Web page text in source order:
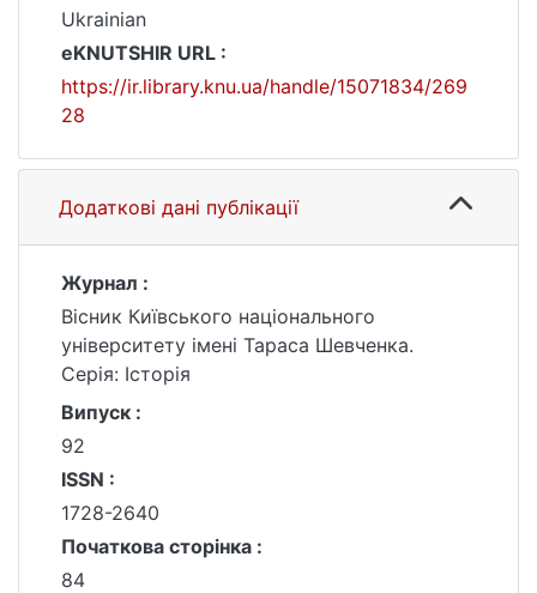
Ukrainian
eKNUTSHIR URL :
https://ir.library.knu.ua/handle/15071834/269
28
Додаткові дані публікації
Журнал :
Вісник Київського національного
університету імені Тараса Шевченка.
Серія: Історія
Випуск :
92
ISSN :
1728-2640
Початкова сторінка :
84